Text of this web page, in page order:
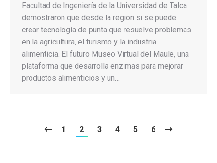
Facultad de Ingeniería de la Universidad de Talca
demostraron que desde la región sí se puede
crear tecnología de punta que resuelve problemas
en la agricultura, el turismo y la industria
alimenticia. El futuro Museo Virtual del Maule, una
plataforma que desarrolla enzimas para mejorar
productos alimenticios y un…
1 2 3 4 5 6